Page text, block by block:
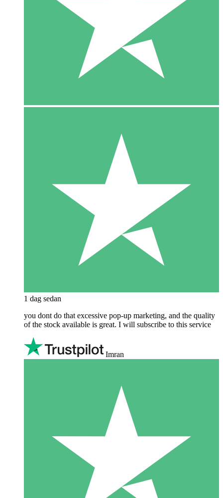
1 dag sedan
you dont do that excessive pop-up marketing, and the quality
of the stock available is great. I will subscribe to this service
Imran